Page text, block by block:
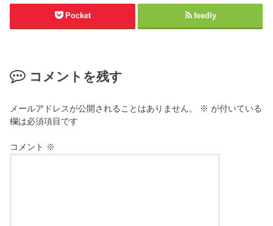
Pocket feedly
コメントを残す
メールアドレスが公開されることはありません。 ※ が付いている
欄は必須項目です
コメント ※